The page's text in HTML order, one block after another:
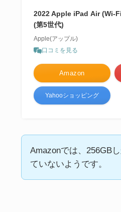
2022 Apple iPad Air (Wi-
(第5世代)
Apple(アップル)
口コミを見る
Amazon
Yahooショッピング
Amazonでは、256GB
ていないようです。